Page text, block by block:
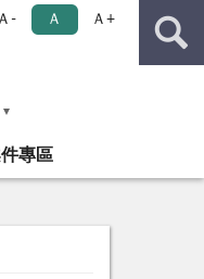
Ａ- Ａ Ａ+
專區